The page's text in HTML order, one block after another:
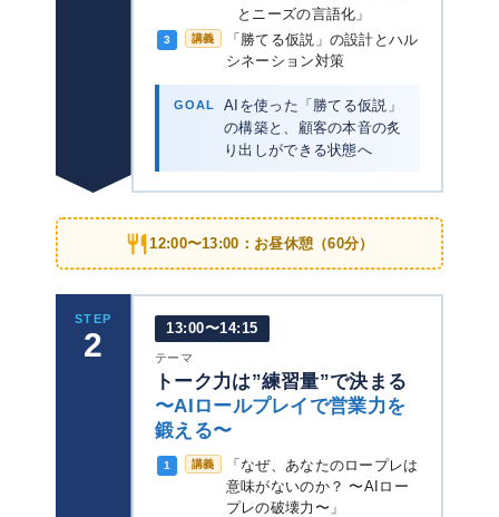
とニーズの言語化」
3 講義
「勝てる仮説」の設計とハル
シネーション対策
GOAL
AIを使った「勝てる仮説」
の構築と、顧客の本音の炙
り出しができる状態へ
12:00〜13:00：お昼休憩（60分）
STEP
2 13:00〜14:15
テーマ
トーク力は”練習量”で決まる
〜AIロールプレイで営業力を
鍛える〜
1 講義
「なぜ、あなたのロープレは
意味がないのか？ 〜AIロー
プレの破壊力〜」